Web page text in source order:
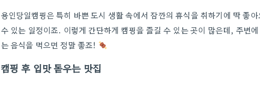
용인당일캠핑은 특히 바쁜 도시 생활 속에서 잠깐의 휴식을 취하기에 딱 좋
수 있는 일정이죠. 이렇게 간단하게 캠핑을 즐길 수 있는 곳이 많은데, 주변
는 음식을 먹으면 정말 좋죠!
캠핑 후 입맛 돋우는 맛집